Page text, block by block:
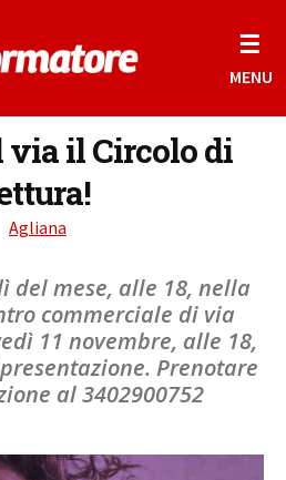
☰
MENU
via il Circolo di
Agliana
del mese, alle 18, nella
commerciale di via
11 novembre, alle 18,
Prenotare
al 3402900752